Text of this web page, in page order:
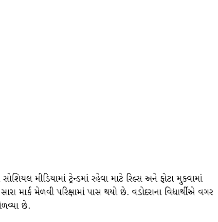
મીડિયામાં ટ્રેન્ડમાં રહેવા માટે રિલ્સ અને ફોટા મુકવામાં
માર્ક મેળવી પરિક્ષામાં પાસ થયો છે. વડોદરાના વિદ્યાર્થીએ વગર
છે.